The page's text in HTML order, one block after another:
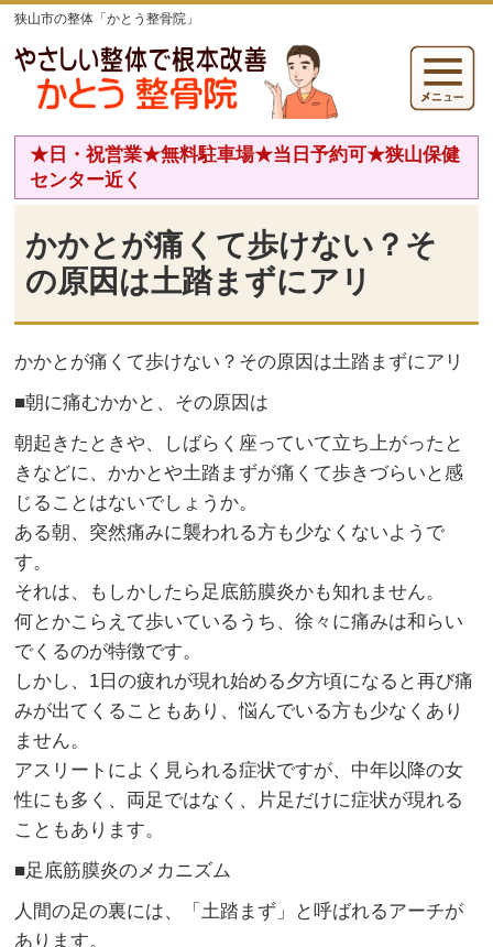
狭山市の整体「かとう整骨院」
★日・祝営業★無料駐車場★当日予約可★狭山保健
センター近く
かかとが痛くて歩けない？そ
の原因は土踏まずにアリ
かかとが痛くて歩けない？その原因は土踏まずにアリ
■朝に痛むかかと、その原因は
朝起きたときや、しばらく座っていて立ち上がったと
きなどに、かかとや土踏まずが痛くて歩きづらいと感
じることはないでしょうか。
ある朝、突然痛みに襲われる方も少なくないようで
す。
それは、もしかしたら足底筋膜炎かも知れません。
何とかこらえて歩いているうち、徐々に痛みは和らい
でくるのが特徴です。
しかし、1日の疲れが現れ始める夕方頃になると再び痛
みが出てくることもあり、悩んでいる方も少なくあり
ません。
アスリートによく見られる症状ですが、中年以降の女
性にも多く、両足ではなく、片足だけに症状が現れる
こともあります。
■足底筋膜炎のメカニズム
人間の足の裏には、「土踏まず」と呼ばれるアーチが
あります。